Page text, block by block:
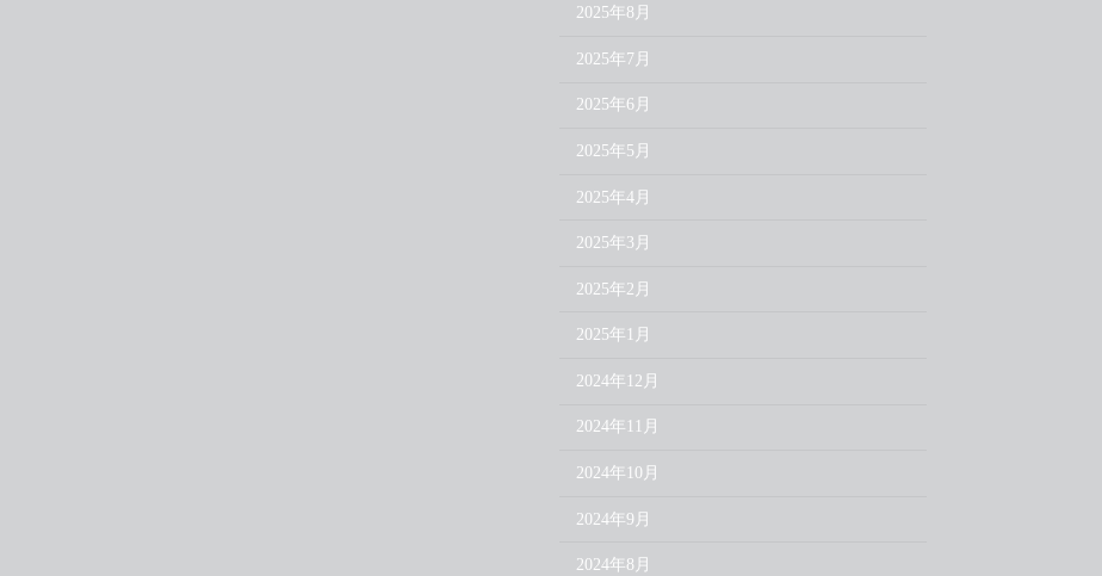
2025年8月
2025年7月
2025年6月
2025年5月
2025年4月
2025年3月
2025年2月
2025年1月
2024年12月
2024年11月
2024年10月
2024年9月
2024年8月